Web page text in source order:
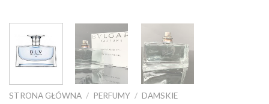
STRONA GŁÓWNA / PERFUMY / DAMSKIE